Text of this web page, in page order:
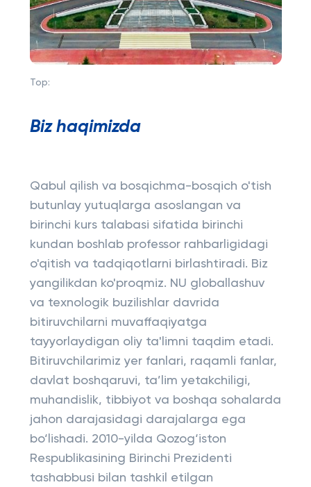
Top:
Biz haqimizda
Qabul qilish va bosqichma-bosqich o'tish
butunlay yutuqlarga asoslangan va
birinchi kurs talabasi sifatida birinchi
kundan boshlab professor rahbarligidagi
o'qitish va tadqiqotlarni birlashtiradi. Biz
yangilikdan ko'proqmiz. NU globallashuv
va texnologik buzilishlar davrida
bitiruvchilarni muvaffaqiyatga
tayyorlaydigan oliy ta'limni taqdim etadi.
Bitiruvchilarimiz yer fanlari, raqamli fanlar,
davlat boshqaruvi, ta’lim yetakchiligi,
muhandislik, tibbiyot va boshqa sohalarda
jahon darajasidagi darajalarga ega
bo‘lishadi. 2010-yilda Qozog‘iston
Respublikasining Birinchi Prezidenti
tashabbusi bilan tashkil etilgan